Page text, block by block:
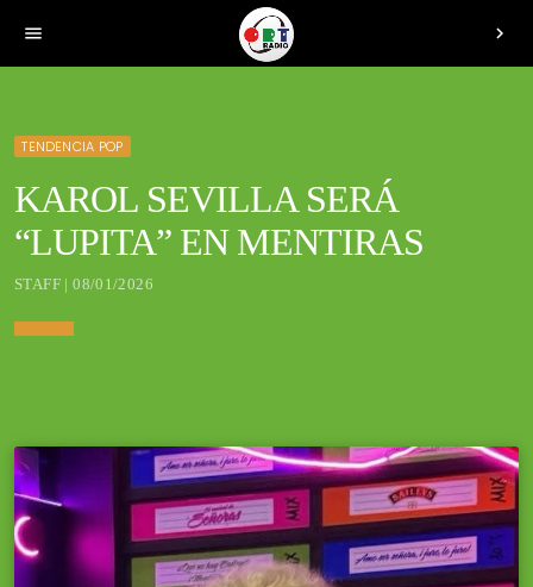
menu chevron_right
TENDENCIA POP
KAROL SEVILLA SERÁ
“LUPITA” EN MENTIRAS
STAFF | 08/01/2026